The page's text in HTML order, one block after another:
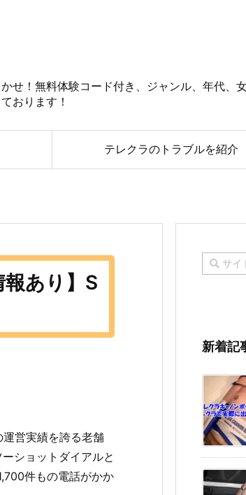
！無料体験コード付き、ジャンル、年代、
おります！
テレクラのトラブルを紹介
あり】S
営実績を誇る老舗
ショットダイアルと
件もの電話がかか
新着記